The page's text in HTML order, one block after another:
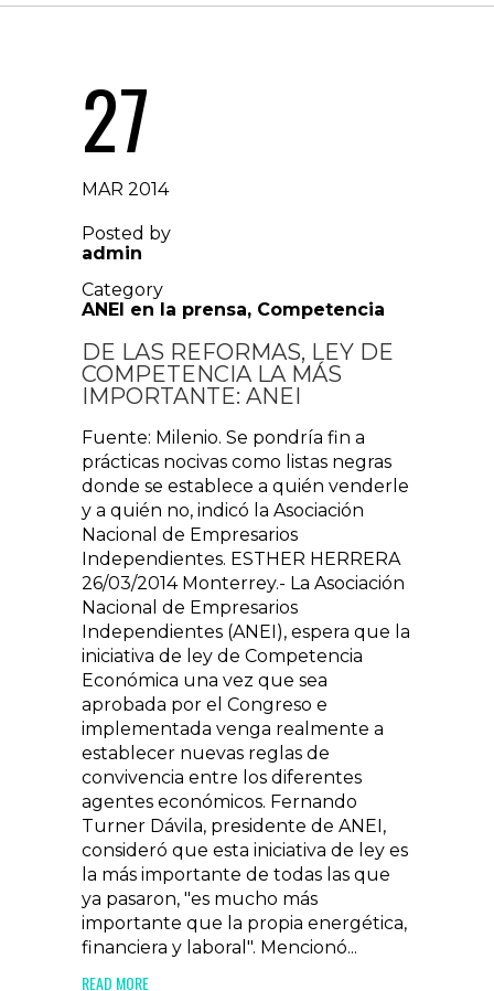
27
MAR 2014
Posted by
admin
Category
ANEI en la prensa, Competencia
DE LAS REFORMAS, LEY DE
COMPETENCIA LA MÁS
IMPORTANTE: ANEI
Fuente: Milenio. Se pondría fin a
prácticas nocivas como listas negras
donde se establece a quién venderle
y a quién no, indicó la Asociación
Nacional de Empresarios
Independientes. ESTHER HERRERA
26/03/2014 Monterrey.- La Asociación
Nacional de Empresarios
Independientes (ANEI), espera que la
iniciativa de ley de Competencia
Económica una vez que sea
aprobada por el Congreso e
implementada venga realmente a
establecer nuevas reglas de
convivencia entre los diferentes
agentes económicos. Fernando
Turner Dávila, presidente de ANEI,
consideró que esta iniciativa de ley es
la más importante de todas las que
ya pasaron, "es mucho más
importante que la propia energética,
financiera y laboral". Mencionó...
READ MORE